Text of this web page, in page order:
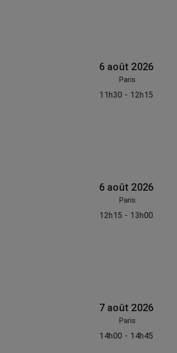
6 août 2026
Paris
11h30 - 12h15
6 août 2026
Paris
12h15 - 13h00
7 août 2026
Paris
14h00 - 14h45